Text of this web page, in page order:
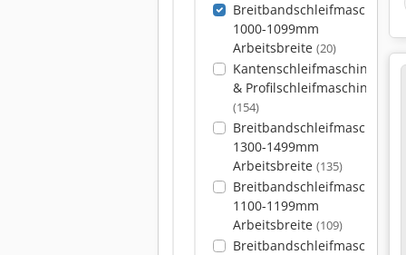
Breitbandschleifmaschinen
1000-1099mm
Arbeitsbreite (20)
Kantenschleifmaschinen
& Profilschleifmaschinen
(154)
Breitbandschleifmaschinen
1300-1499mm
Arbeitsbreite (135)
Breitbandschleifmaschinen
1100-1199mm
Arbeitsbreite (109)
Breitbandschleifmaschinen